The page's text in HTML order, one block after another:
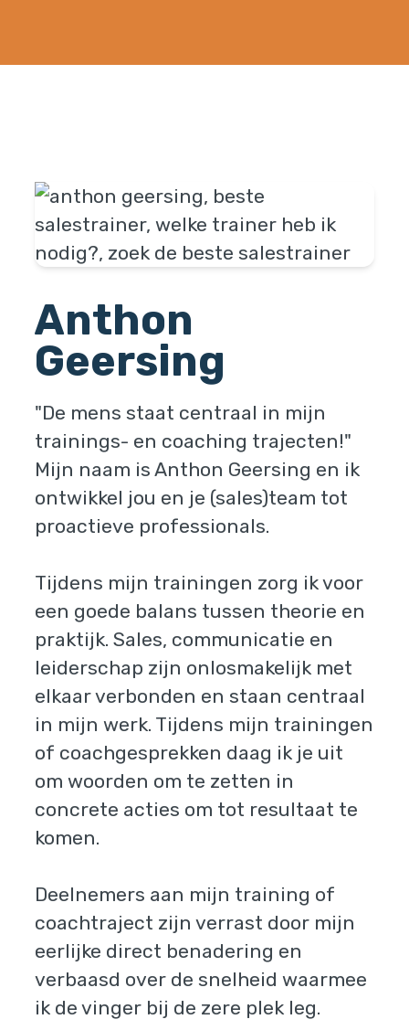
Anthon
Geersing
"De mens staat centraal in mijn
trainings- en coaching trajecten!"
Mijn naam is Anthon Geersing en ik
ontwikkel jou en je (sales)team tot
proactieve professionals.
Tijdens mijn trainingen zorg ik voor
een goede balans tussen theorie en
praktijk. Sales, communicatie en
leiderschap zijn onlosmakelijk met
elkaar verbonden en staan centraal
in mijn werk. Tijdens mijn trainingen
of coachgesprekken daag ik je uit
om woorden om te zetten in
concrete acties om tot resultaat te
komen.
Deelnemers aan mijn training of
coachtraject zijn verrast door mijn
eerlijke direct benadering en
verbaasd over de snelheid waarmee
ik de vinger bij de zere plek leg.